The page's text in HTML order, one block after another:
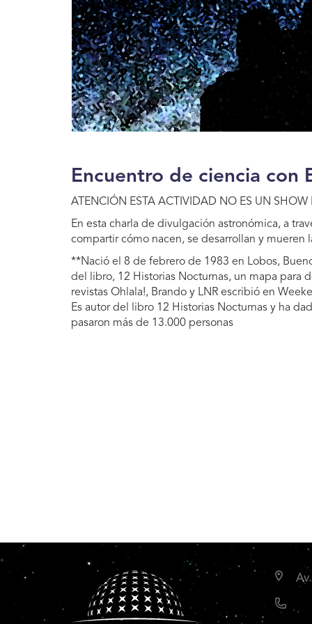
Encuentro de ciencia con
ATENCIÓN ESTA ACTIVIDAD NO ES UN SHOW
En esta charla de divulgación astronómica, a
compartir cómo nacen, se desarrollan y mueren
**Nació el 8 de febrero de 1983 en Lobos,
del libro, 12 Historias Nocturnas, un mapa para
revistas Ohlala!, Brando y LNR escribió en
Es autor del libro 12 Historias Nocturnas y ha
pasaron más de 13.000 personas